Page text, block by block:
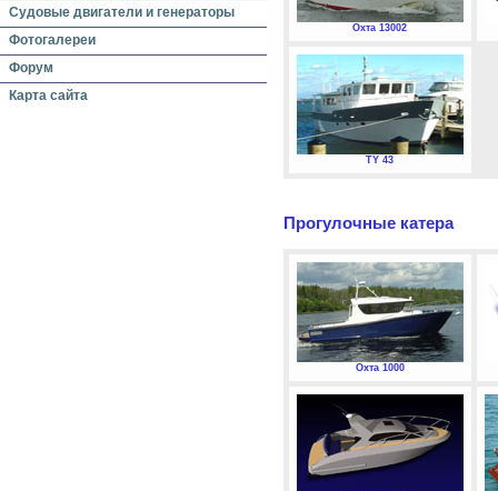
Судовые двигатели и генераторы
Фотогалереи
Форум
Карта сайта
Охта 13002
TY 43
Прогулочные катера
Охта 1000